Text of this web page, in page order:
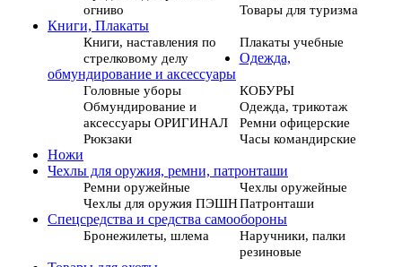
огниво
Товары для туризма
Книги, Плакаты
Книги, наставления по
стрелковому делу
Плакаты учебные
Одежда,
обмундирование и аксессуары
Головные уборы
КОБУРЫ
Обмундирование и
аксессуары ОРИГИНАЛ
Одежда, трикотаж
Ремни офицерские
Рюкзаки
Часы командирские
Ножи
Чехлы для оружия, ремни, патронташи
Ремни оружейные
Чехлы оружейные
Чехлы для оружия ПЭШНПатронташи
Спецсредства и средства самообороны
Бронежилеты, шлема
Наручники, палки
резиновые